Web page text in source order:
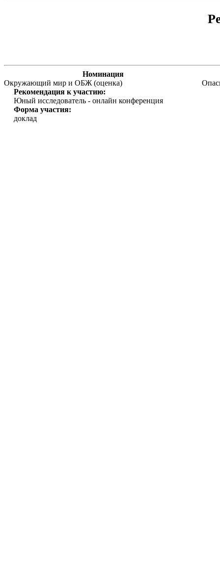
Номинация
Окружающий мир и ОБЖ (оценка)
Рекомендация к участию:
Юный исследователь - онлайн конференция
Форма участия:
доклад